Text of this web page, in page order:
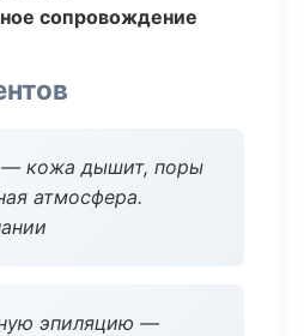
сопровождение
— кожа дышит, поры
атмосфера.
эпиляцию —